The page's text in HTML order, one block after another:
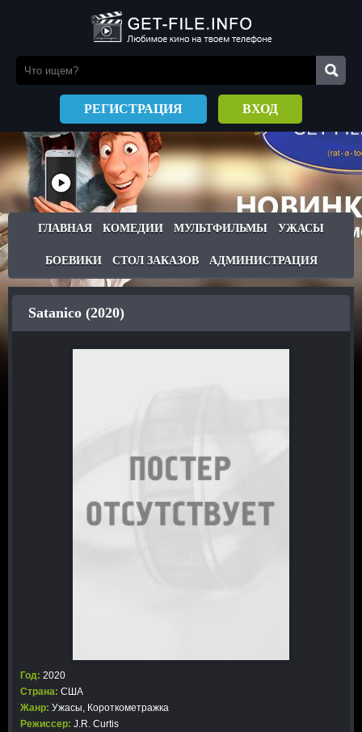
РЕГИСТРАЦИЯ ВХОД
ГЛАВНАЯ КОМЕДИИ МУЛЬТФИЛЬМЫ УЖАСЫ
БОЕВИКИ СТОЛ ЗАКАЗОВ АДМИНИСТРАЦИЯ
Satanico (2020)
Год: 2020
Страна: США
Жанр: Ужасы, Короткометражка
Режиссер: J.R. Curtis